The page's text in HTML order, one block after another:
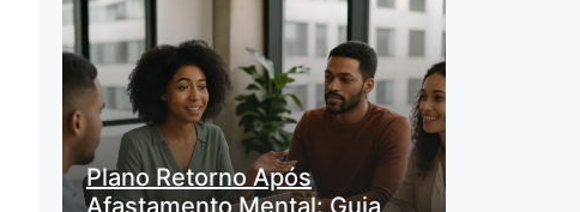
Plano Retorno Após
Afastamento Mental: Guia